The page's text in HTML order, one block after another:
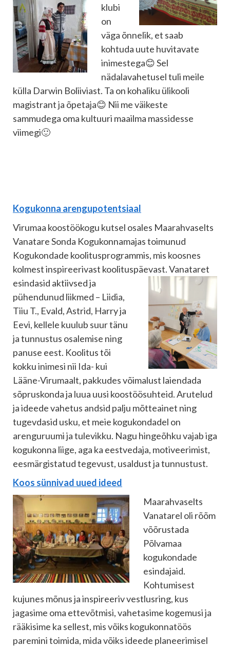
klubi
on
väga õnnelik, et saab
kohtuda uute huvitavate
inimestega😊 Sel
nädalavahetusel tuli meile
külla Darwin Boliiviast. Ta on kohaliku ülikooli
magistrant ja õpetaja😊 Nii me väikeste
sammudega oma kultuuri maailma massidesse
viimegi🙂
Kogukonna arengupotentsiaal
Virumaa koostöökogu kutsel osales Maarahvaselts
Vanatare Sonda Kogukonnamajas toimunud
Kogukondade koolitusprogrammis, mis koosnes
kolmest inspireerivast koolituspäevast. Vanataret
esindasid aktiivsed ja
pühendunud liikmed – Liidia,
Tiiu T., Evald, Astrid, Harry ja
Eevi, kellele kuulub suur tänu
ja tunnustus osalemise ning
panuse eest. Koolitus tõi
kokku inimesi nii Ida- kui
Lääne-Virumaalt, pakkudes võimalust laiendada
sõpruskonda ja luua uusi koostöösuhteid. Arutelud
ja ideede vahetus andsid palju mõtteainet ning
tugevdasid usku, et meie kogukondadel on
arenguruumi ja tulevikku. Nagu hingeõhku vajab iga
kogukonna liige, aga ka eestvedaja, motiveerimist,
eesmärgistatud tegevust, usaldust ja tunnustust.
Koos sünnivad uued ideed
Maarahvaselts
Vanatarel oli rõõm
võõrustada
Põlvamaa
kogukondade
esindajaid.
Kohtumisest
kujunes mõnus ja inspireeriv vestlusring, kus
jagasime oma ettevõtmisi, vahetasime kogemusi ja
rääkisime ka sellest, mis võiks kogukonnatöös
paremini toimida, mida võiks ideede planeerimisel